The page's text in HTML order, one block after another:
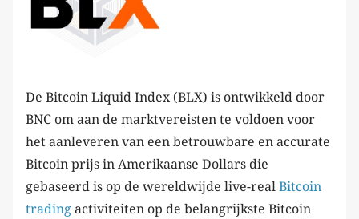
De Bitcoin Liquid Index (BLX) is ontwikkeld door
BNC om aan de marktvereisten te voldoen voor
het aanleveren van een betrouwbare en accurate
Bitcoin prijs in Amerikaanse Dollars die
gebaseerd is op de wereldwijde live-real Bitcoin
trading activiteiten op de belangrijkste Bitcoin